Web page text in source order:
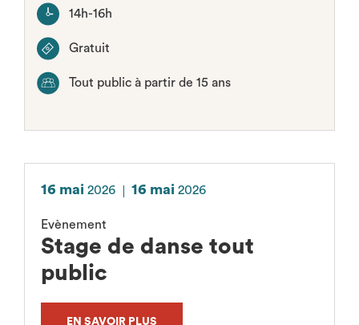
14h-16h
Gratuit
Tout public à partir de 15 ans
16 mai 2026 16 mai 2026
Evènement
Stage de danse tout
public
EN SAVOIR PLUS